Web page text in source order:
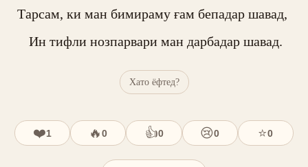
Тарсам, ки ман бимираму ғам бепадар шавад,
Ин тифли нозпарвари ман дарбадар шавад.
Хато ёфтед?
❤️1 🔥0 👍0 😢0 ⭐0